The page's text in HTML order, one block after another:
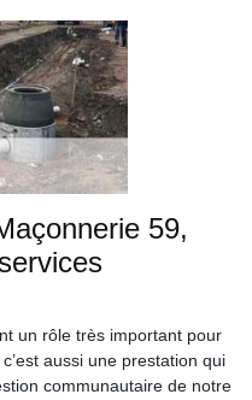
59,
un rôle très important pour
aussi une prestation qui
communautaire de notre